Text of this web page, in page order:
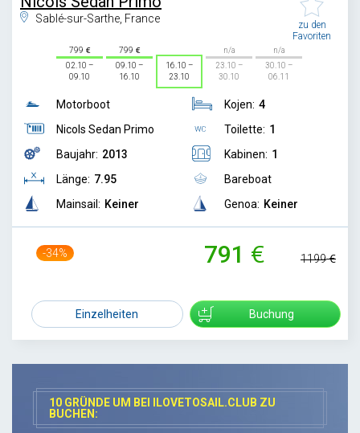
Sablé-sur-Sarthe, France
zu den
Favoriten
799
02.10 –
09.10
799
09.10 –
16.10
16.10 –
23.10
n/a
23.10 –
30.10
n/a
30.10 –
06.11
Motorboot
Nicols Sedan Primo
Baujahr: 2013
Länge: 7.95
Mainsail: Keiner
Kojen: 4
Toilette: 1
Kabinen: 1
Bareboat
Genoa: Keiner
-34% 791 1199
Einzelheiten Buchung
10 GRÜNDE UM BEI ILOVETOSAIL.CLUB ZU
BUCHEN: